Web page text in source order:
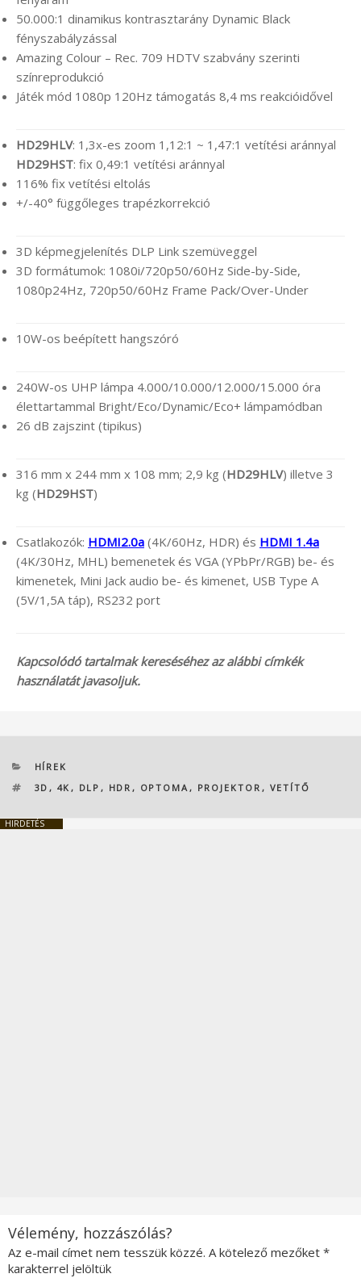
50.000:1 dinamikus kontrasztarány Dynamic Black
fényszabályzással
Amazing Colour – Rec. 709 HDTV szabvány szerinti
színreprodukció
Játék mód 1080p 120Hz támogatás 8,4 ms reakcióidővel
HD29HLV: 1,3x-es zoom 1,12:1 ~ 1,47:1 vetítési aránnyal
HD29HST: fix 0,49:1 vetítési aránnyal
116% fix vetítési eltolás
+/-40° függőleges trapézkorrekció
3D képmegjelenítés DLP Link szemüveggel
3D formátumok: 1080i/720p50/60Hz Side-by-Side,
1080p24Hz, 720p50/60Hz Frame Pack/Over-Under
10W-os beépített hangszóró
240W-os UHP lámpa 4.000/10.000/12.000/15.000 óra
élettartammal Bright/Eco/Dynamic/Eco+ lámpamódban
26 dB zajszint (tipikus)
316 mm x 244 mm x 108 mm; 2,9 kg (HD29HLV) illetve 3
kg (HD29HST)
Csatlakozók: HDMI2.0a (4K/60Hz, HDR) és HDMI 1.4a
(4K/30Hz, MHL) bemenetek és VGA (YPbPr/RGB) be- és
kimenetek, Mini Jack audio be- és kimenet, USB Type A
(5V/1,5A táp), RS232 port
Kapcsolódó tartalmak kereséséhez az alábbi címkék
használatát javasoljuk.
KATEGÓRIÁK
HÍREK
CÍMKÉK
3D , 4K , DLP , HDR , OPTOMA , PROJEKTOR , VETÍTŐ
HIRDETÉS
Vélemény, hozzászólás?
Az e-mail címet nem tesszük közzé. A kötelező mezőket *
karakterrel jelöltük